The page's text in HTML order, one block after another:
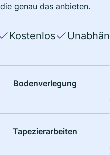
die genau das anbieten.
Kostenlos
Bodenverlegung
Tapezierarbeiten